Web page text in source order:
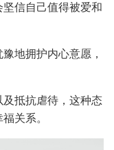
信自己值得被爱和
地拥护内心意愿，
抵抗虐待，这种态
关系。